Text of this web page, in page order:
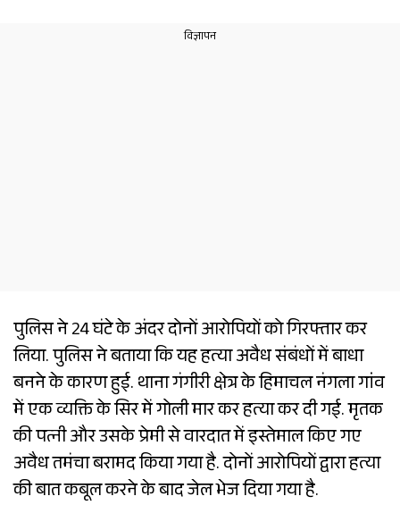
पुलिस ने 24 घंटे के अंदर दोनों आरोपियों को गिरफ्तार कर
लिया. पुलिस ने बताया कि यह हत्या अवैध संबंधों में बाधा
बनने के कारण हुई. थाना गंगीरी क्षेत्र के हिमाचल नंगला गांव
में एक व्यक्ति के सिर में गोली मार कर हत्या कर दी गई. मृतक
की पत्नी और उसके प्रेमी से वारदात में इस्तेमाल किए गए
अवैध तमंचा बरामद किया गया है. दोनों आरोपियों द्वारा हत्या
की बात कबूल करने के बाद जेल भेज दिया गया है.